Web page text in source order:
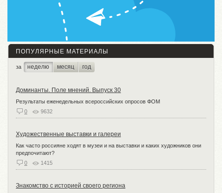
ПОПУЛЯРНЫЕ МАТЕРИАЛЫ
за неделю месяц год
Доминанты. Поле мнений. Выпуск 30
Результаты еженедельных всероссийских опросов ФОМ
0
9632
Художественные выставки и галереи
Как часто россияне ходят в музеи и на выставки и каких художников они
предпочитают?
0
1415
Знакомство с историей своего региона